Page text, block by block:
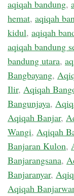
aqiqah bandung,
hemat, aqiqah
kidul, aqiqah
aqiqah bandung
bandung utara,
Bangbayang,
Ilir, Aqiqah
Bangunjaya,
Aqiqah Banjar,
Wangi, Aqiqah
Banjaran Kulon,
Banjarangsana,
Banjaranyar,
Aqiqah